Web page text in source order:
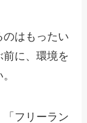
はもったい
に、環境を
フリーラン